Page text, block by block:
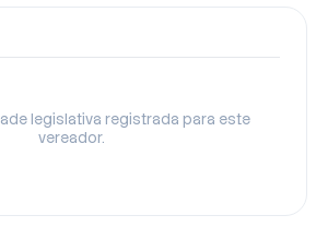
legislativa registrada para este
vereador.